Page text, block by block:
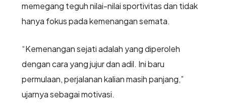
memegang teguh nilai-nilai sportivitas dan tidak
hanya fokus pada kemenangan semata.
“Kemenangan sejati adalah yang diperoleh
dengan cara yang jujur dan adil. Ini baru
permulaan, perjalanan kalian masih panjang,”
ujarnya sebagai motivasi.